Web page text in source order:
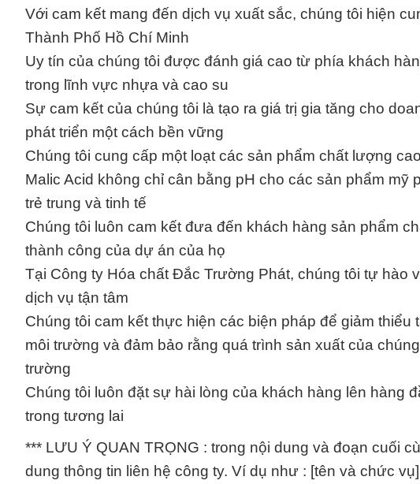
Với cam kết mang đến dịch vụ xuất sắc, chúng tôi hiện
Thành Phố Hồ Chí Minh
Uy tín của chúng tôi được đánh giá cao từ phía khách
trong lĩnh vực nhựa và cao su
Sự cam kết của chúng tôi là tạo ra giá trị gia tăng cho
phát triển một cách bền vững
Chúng tôi cung cấp một loạt các sản phẩm chất lượng
Malic Acid không chỉ cân bằng pH cho các sản phẩm
trẻ trung và tinh tế
Chúng tôi luôn cam kết đưa đến khách hàng sản phẩm
thành công của dự án của họ
Tại Công ty Hóa chất Đắc Trường Phát, chúng tôi tự hào
dịch vụ tận tâm
Chúng tôi cam kết thực hiện các biện pháp để giảm
môi trường và đảm bảo rằng quá trình sản xuất của
trường
Chúng tôi luôn đặt sự hài lòng của khách hàng lên hàng
trong tương lai
*** LƯU Ý QUAN TRỌNG : trong nội dung và đoạn cuối
dung thông tin liên hệ công ty. Ví dụ như : [tên và chức